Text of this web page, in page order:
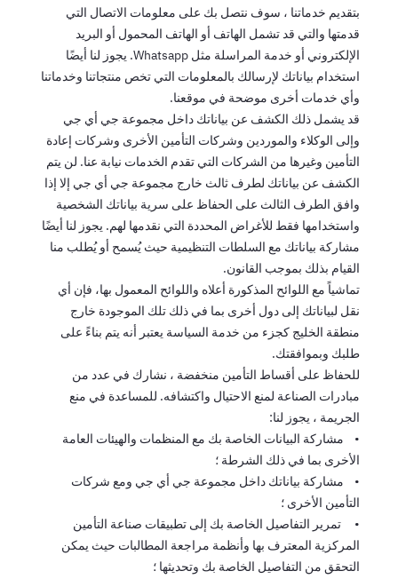
بتقديم خدماتنا ، سوف نتصل بك على معلومات الاتصال التي
قدمتها والتي قد تشمل الهاتف أو الهاتف المحمول أو البريد
الإلكتروني أو خدمة المراسلة مثل Whatsapp. يجوز لنا أيضًا
استخدام بياناتك لإرسالك بالمعلومات التي تخص منتجاتنا وخدماتنا
وأي خدمات أخرى موضحة في موقعنا.
قد يشمل ذلك الكشف عن بياناتك داخل مجموعة جي أي جي
وإلى الوكلاء والموردين وشركات التأمين الأخرى وشركات إعادة
التأمين وغيرها من الشركات التي تقدم الخدمات نيابة عنا. لن يتم
الكشف عن بياناتك لطرف ثالث خارج مجموعة جي أي جي إلا إذا
وافق الطرف الثالث على الحفاظ على سرية بياناتك الشخصية
واستخدامها فقط للأغراض المحددة التي نقدمها لهم. يجوز لنا أيضًا
مشاركة بياناتك مع السلطات التنظيمية حيث يُسمح أو يُطلب منا
القيام بذلك بموجب القانون.
تماشياً مع اللوائح المذكورة أعلاه واللوائح المعمول بها، فإن أي
نقل لبياناتك إلى دول أخرى بما في ذلك تلك الموجودة خارج
منطقة الخليج كجزء من خدمة السياسة يعتبر أنه يتم بناءً على
طلبك وبموافقتك.
للحفاظ على أقساط التأمين منخفضة ، نشارك في عدد من
مبادرات الصناعة لمنع الاحتيال واكتشافه. للمساعدة في منع
الجريمة ، يجوز لنا:
• مشاركة البيانات الخاصة بك مع المنظمات والهيئات العامة
الأخرى بما في ذلك الشرطة ؛
• مشاركة بياناتك داخل مجموعة جي أي جي ومع شركات
التأمين الأخرى ؛
• تمرير التفاصيل الخاصة بك إلى تطبيقات صناعة التأمين
المركزية المعترف بها وأنظمة مراجعة المطالبات حيث يمكن
التحقق من التفاصيل الخاصة بك وتحديثها ؛